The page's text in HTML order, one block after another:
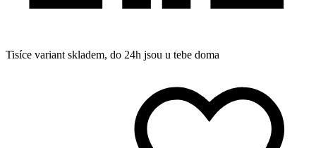
Tisíce variant skladem, do 24h jsou u tebe doma